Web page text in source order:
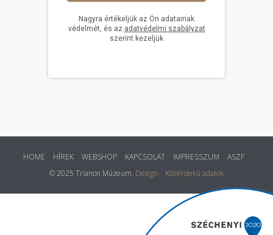
HOME HÍREK WEBSHOP KAPCSOLAT IMPRESSZUM
ASZF
© 2025 Trianon Múzeum. Design Közérdekű adatok